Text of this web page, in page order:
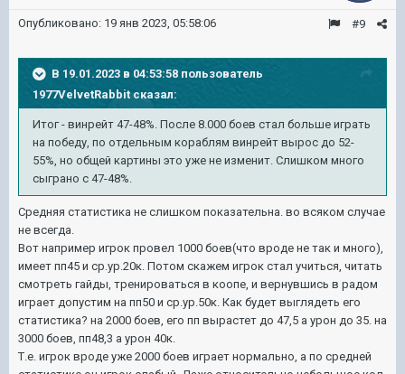
#9
Опубликовано: 19 янв 2023, 05:58:06
В 19.01.2023 в 04:53:58 пользователь
1977VelvetRabbitсказал:
Итог - винрейт 47-48%. После 8.000 боев стал больше играть
на победу, по отдельным кораблям винрейт вырос до 52-
55%, но общей картины это уже не изменит. Слишком много
сыграно с 47-48%.
Средняя статистика не слишком показательна. во всяком случае
не всегда.
Вот например игрок провел 1000 боев(что вроде не так и много),
имеет пп45 и ср.ур.20к. Потом скажем игрок стал учиться, читать
смотреть гайды, тренироваться в коопе, и вернувшись в радом
играет допустим на пп50 и ср.ур.50к. Как будет выглядеть его
статистика? на 2000 боев, его пп вырастет до 47,5 а урон до 35. на
3000 боев, пп48,3 а урон 40к.
Т.е. игрок вроде уже 2000 боев играет нормально, а по средней